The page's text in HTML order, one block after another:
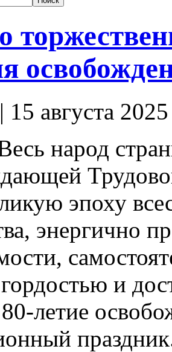
| 15 августа 2025
народ
эпоху
энергично
и
80-летие